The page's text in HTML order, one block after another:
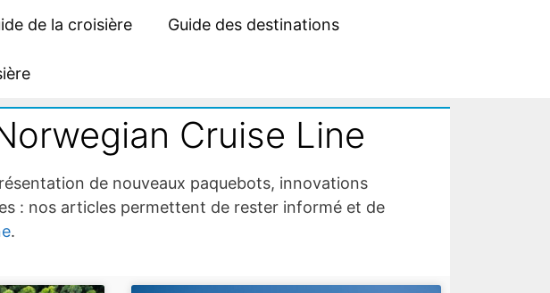
de la croisière Guide des destinations
Cruise Line
de nouveaux paquebots, innovations
: nos articles permettent de rester informé et de
.